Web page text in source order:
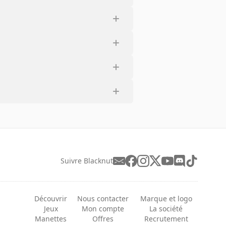
Suivre Blacknut
Découvrir
Jeux
Manettes
Nous contacter
Mon compte
Offres
Marque et logo
La société
Recrutement